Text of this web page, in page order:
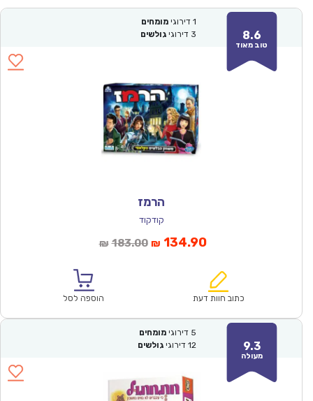
8.6
טוב מאוד
1 דירוגי מומחים
3 דירוגי גולשים
הרמז
קודקוד
₪ 183.00המחיר
₪183.00.
₪ 134.90המחיר
הוא:
כתוב חוות דעת הוספה לסל
9.3
מעולה
5 דירוגי מומחים
12 דירוגי גולשים